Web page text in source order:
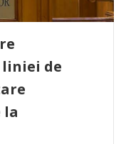
de
la